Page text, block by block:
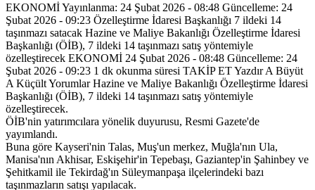
EKONOMİ Yayınlanma: 24 Şubat 2026 - 08:48 Güncelleme: 24
Şubat 2026 - 09:23 Özelleştirme İdaresi Başkanlığı 7 ildeki 14
taşınmazı satacak Hazine ve Maliye Bakanlığı Özelleştirme İdaresi
Başkanlığı (ÖİB), 7 ildeki 14 taşınmazı satış yöntemiyle
özelleştirecek EKONOMİ 24 Şubat 2026 - 08:48 Güncelleme: 24
Şubat 2026 - 09:23 1 dk okunma süresi TAKİP ET Yazdır A Büyüt
A Küçült Yorumlar Hazine ve Maliye Bakanlığı Özelleştirme İdaresi
Başkanlığı (ÖİB), 7 ildeki 14 taşınmazı satış yöntemiyle
özelleştirecek.
ÖİB'nin yatırımcılara yönelik duyurusu, Resmi Gazete'de
yayımlandı.
Buna göre Kayseri'nin Talas, Muş'un merkez, Muğla'nın Ula,
Manisa'nın Akhisar, Eskişehir'in Tepebaşı, Gaziantep'in Şahinbey ve
Şehitkamil ile Tekirdağ'ın Süleymanpaşa ilçelerindeki bazı
taşınmazların satışı yapılacak.